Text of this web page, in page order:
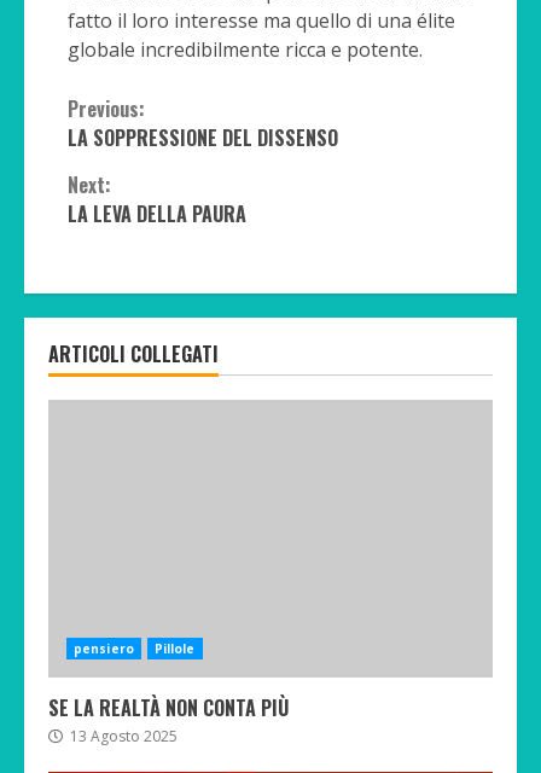
fatto il loro interesse ma quello di una élite
globale incredibilmente ricca e potente.
Continue
Reading
Previous:
LA SOPPRESSIONE DEL DISSENSO
Next:
LA LEVA DELLA PAURA
ARTICOLI COLLEGATI
pensiero Pillole
SE LA REALTÀ NON CONTA PIÙ
13 Agosto 2025